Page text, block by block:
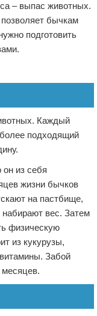
– выпас животных.
бычкам
подготовить
Каждый
подходящий
из себя
жизни бычков
на пастбище,
вес. Затем
физическую
из кукурузы,
Забой